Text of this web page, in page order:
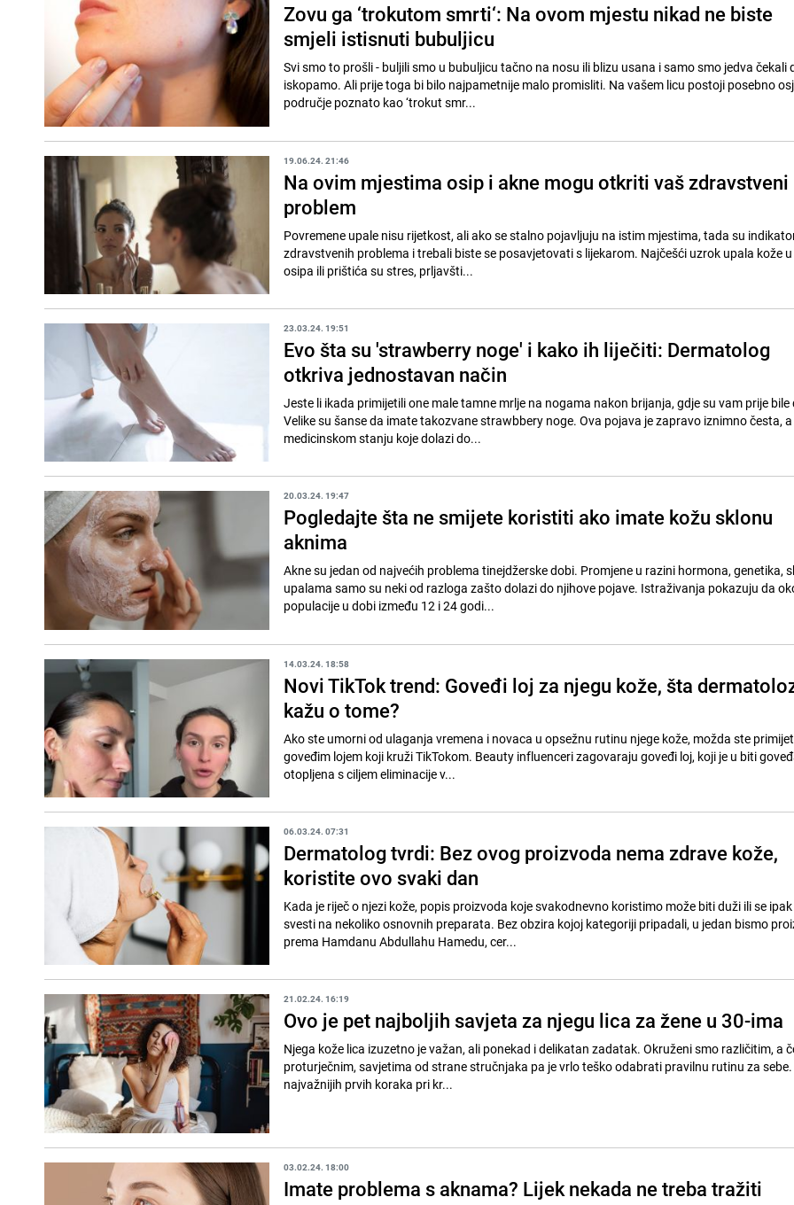
Zovu ga ‘trokutom smrti‘: Na ovom mjestu nikad ne biste
smjeli istisnuti bubuljicu
Svi smo to prošli - buljili smo u bubuljicu tačno na nosu ili blizu usana i samo smo jedva čekali
iskopamo. Ali prije toga bi bilo najpametnije malo promisliti. Na vašem licu postoji posebno
područje poznato kao ‘trokut smr...
19.06.24. 21:46
Na ovim mjestima osip i akne mogu otkriti vaš zdravstveni
problem
Povremene upale nisu rijetkost, ali ako se stalno pojavljuju na istim mjestima, tada su
zdravstvenih problema i trebali biste se posavjetovati s lijekarom. Najčešći uzrok upala kože
osipa ili prištića su stres, prljavšti...
23.03.24. 19:51
Evo šta su 'strawberry noge' i kako ih liječiti: Dermatolog
otkriva jednostavan način
Jeste li ikada primijetili one male tamne mrlje na nogama nakon brijanja, gdje su vam prije bile
Velike su šanse da imate takozvane strawbbery noge. Ova pojava je zapravo iznimno česta,
medicinskom stanju koje dolazi do...
20.03.24. 19:47
Pogledajte šta ne smijete koristiti ako imate kožu sklonu
aknima
Akne su jedan od najvećih problema tinejdžerske dobi. Promjene u razini hormona, genetika,
upalama samo su neki od razloga zašto dolazi do njihove pojave. Istraživanja pokazuju da
populacije u dobi između 12 i 24 godi...
14.03.24. 18:58
Novi TikTok trend: Goveđi loj za njegu kože, šta
kažu o tome?
Ako ste umorni od ulaganja vremena i novaca u opsežnu rutinu njege kože, možda ste
goveđim lojem koji kruži TikTokom. Beauty influenceri zagovaraju goveđi loj, koji je u biti
otopljena s ciljem eliminacije v...
06.03.24. 07:31
Dermatolog tvrdi: Bez ovog proizvoda nema zdrave kože,
koristite ovo svaki dan
Kada je riječ o njezi kože, popis proizvoda koje svakodnevno koristimo može biti duži ili se
svesti na nekoliko osnovnih preparata. Bez obzira kojoj kategoriji pripadali, u jedan bismo
prema Hamdanu Abdullahu Hamedu, cer...
21.02.24. 16:19
Ovo je pet najboljih savjeta za njegu lica za žene u 30-ima
Njega kože lica izuzetno je važan, ali ponekad i delikatan zadatak. Okruženi smo različitim, a
proturječnim, savjetima od strane stručnjaka pa je vrlo teško odabrati pravilnu rutinu za
najvažnijih prvih koraka pri kr...
03.02.24. 18:00
Imate problema s aknama? Lijek nekada ne treba tražiti